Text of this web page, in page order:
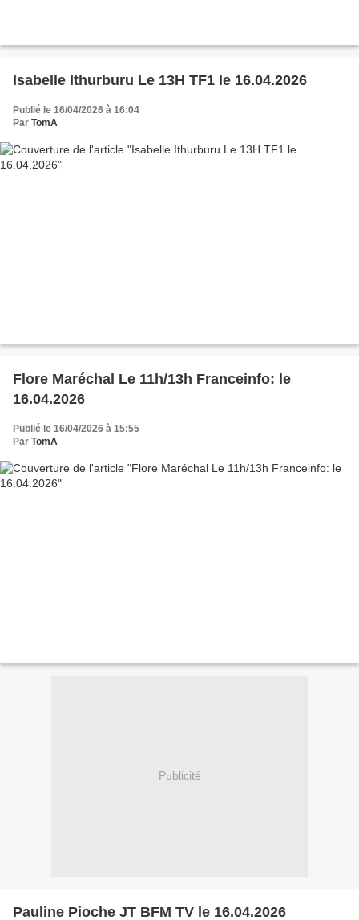
Isabelle Ithurburu Le 13H TF1 le 16.04.2026
Publié le 16/04/2026 à 16:04
Par TomA
Flore Maréchal Le 11h/13h Franceinfo: le
16.04.2026
Publié le 16/04/2026 à 15:55
Par TomA
Publicité
Pauline Pioche JT BFM TV le 16.04.2026